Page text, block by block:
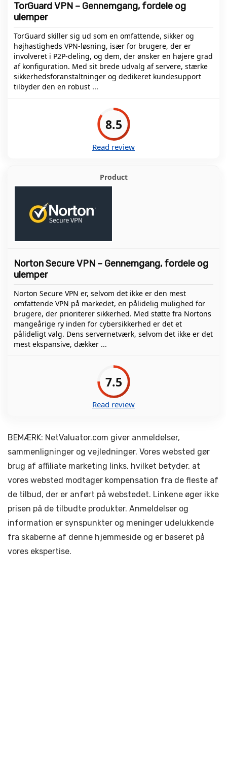
TorGuard VPN – Gennemgang, fordele og
ulemper
TorGuard skiller sig ud som en omfattende, sikker og
højhastigheds VPN-løsning, især for brugere, der er
involveret i P2P-deling, og dem, der ønsker en højere grad
af konfiguration. Med sit brede udvalg af servere, stærke
sikkerhedsforanstaltninger og dedikeret kundesupport
tilbyder den en robust ...
8.5
Read review
Norton Secure VPN – Gennemgang, fordele og
ulemper
Norton Secure VPN er, selvom det ikke er den mest
omfattende VPN på markedet, en pålidelig mulighed for
brugere, der prioriterer sikkerhed. Med støtte fra Nortons
mangeårige ry inden for cybersikkerhed er det et
pålideligt valg. Dens servernetværk, selvom det ikke er det
mest ekspansive, dækker ...
7.5
Read review
BEMÆRK: NetValuator.com giver anmeldelser,
sammenligninger og vejledninger. Vores websted gør
brug af affiliate marketing links, hvilket betyder, at
vores websted modtager kompensation fra de fleste af
de tilbud, der er anført på webstedet. Linkene øger ikke
prisen på de tilbudte produkter. Anmeldelser og
information er synspunkter og meninger udelukkende
fra skaberne af denne hjemmeside og er baseret på
vores ekspertise.